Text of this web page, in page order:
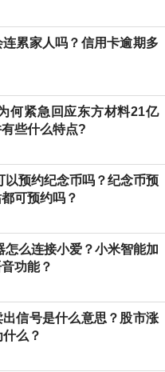
累家人吗？信用卡逾期多
何紧急回应东方材料21亿
些什么特点?
以预约纪念币吗？纪念币预
可预约吗？
怎么连接小爱？小米智能加
功能？
信号是什么意思？股市涨
么？